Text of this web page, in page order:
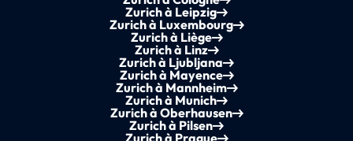
Zurich à Leipzig
Zurich à Luxembourg
Zurich à Liège
Zurich à Linz
Zurich à Ljubljana
Zurich à Mayence
Zurich à Mannheim
Zurich à Munich
Zurich à Oberhausen
Zurich à Pilsen